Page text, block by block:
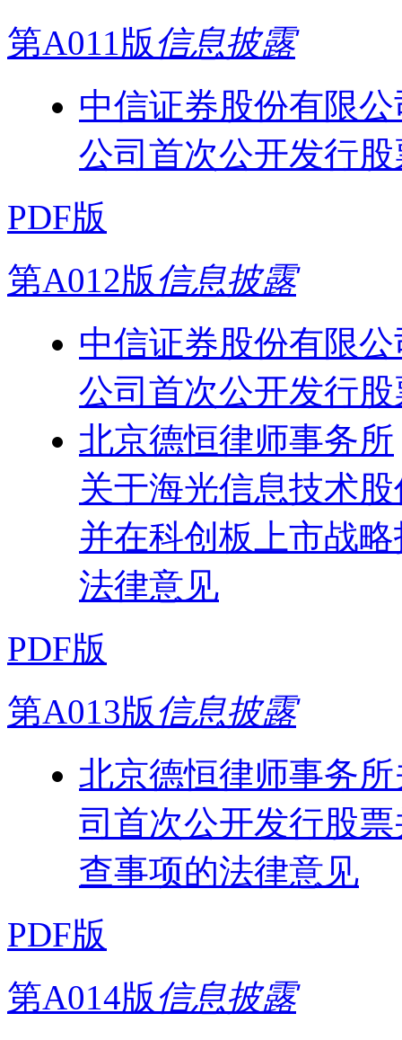
第A011版信息披露
中信证券股份有限
公司首次公开发行
PDF版
第A012版信息披露
中信证券股份有限
公司首次公开发行
北京德恒律师事务所
关于海光信息技术
并在科创板上市战
法律意见
PDF版
第A013版信息披露
北京德恒律师事务
司首次公开发行股
查事项的法律意见
PDF版
第A014版信息披露